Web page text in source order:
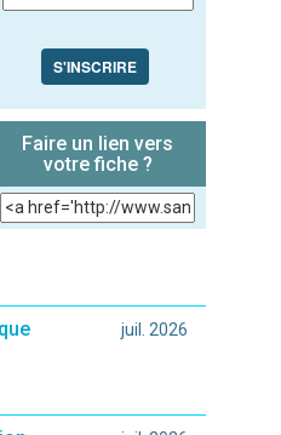
S'INSCRIRE
Faire un lien vers
votre fiche ?
juil. 2026